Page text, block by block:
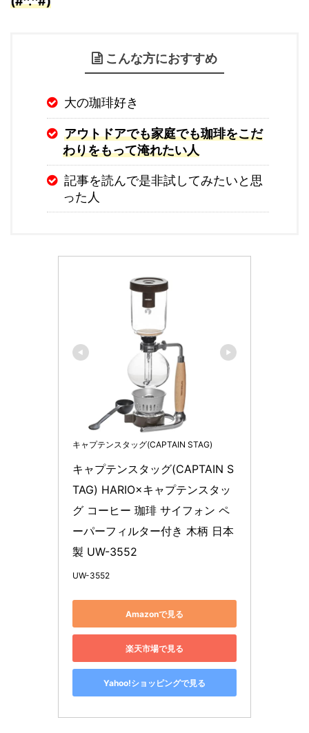
こんな方におすすめ
大の珈琲好き
アウトドアでも家庭でも珈琲をこだ
わりをもって淹れたい人
記事を読んで是非試してみたいと思
った人
キャプテンスタッグ(CAPTAIN STAG)
キャプテンスタッグ(CAPTAIN S
TAG) HARIO×キャプテンスタッ
グ コーヒー 珈琲 サイフォン ペ
ーパーフィルター付き 木柄 日本
製 UW-3552
UW-3552
Amazonで見る
楽天市場で見る
Yahoo!ショッピングで見る